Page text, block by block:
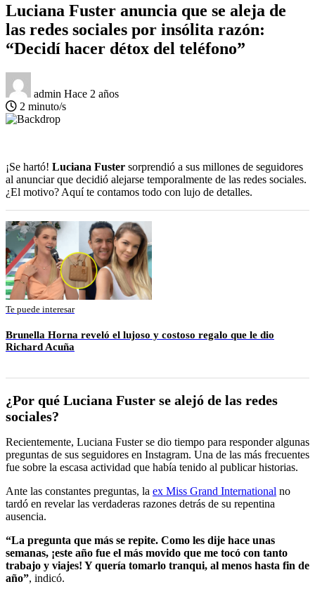
Luciana Fuster anuncia que se aleja de
las redes sociales por insólita razón:
“Decidí hacer détox del teléfono”
admin Hace 2 años
2 minuto/s
¡Se hartó! Luciana Fuster sorprendió a sus millones de seguidores
al anunciar que decidió alejarse temporalmente de las redes sociales.
¿El motivo? Aquí te contamos todo con lujo de detalles.
Te puede interesar
Brunella Horna reveló el lujoso y costoso regalo que le dio
Richard Acuña
¿Por qué Luciana Fuster se alejó de las redes
sociales?
Recientemente, Luciana Fuster se dio tiempo para responder algunas
preguntas de sus seguidores en Instagram. Una de las más frecuentes
fue sobre la escasa actividad que había tenido al publicar historias.
Ante las constantes preguntas, la ex Miss Grand International no
tardó en revelar las verdaderas razones detrás de su repentina
ausencia.
“La pregunta que más se repite. Como les dije hace unas
semanas, ¡este año fue el más movido que me tocó con tanto
trabajo y viajes! Y quería tomarlo tranqui, al menos hasta fin de
año”, indicó.